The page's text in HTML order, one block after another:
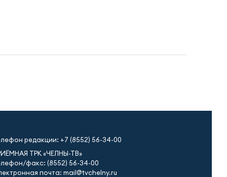
редакции: +7 (8552) 56-34-00
ТРК «ЧЕЛНЫ-ТВ»
факс: (8552) 56-34-00
почта: mail@tvchelny.ru